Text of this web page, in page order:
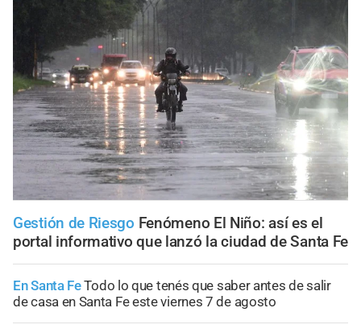
Gestión de Riesgo Fenómeno El Niño: así es el
portal informativo que lanzó la ciudad de Santa Fe
En Santa FeTodo lo que tenés que saber antes de salir
de casa en Santa Fe este viernes 7 de agosto